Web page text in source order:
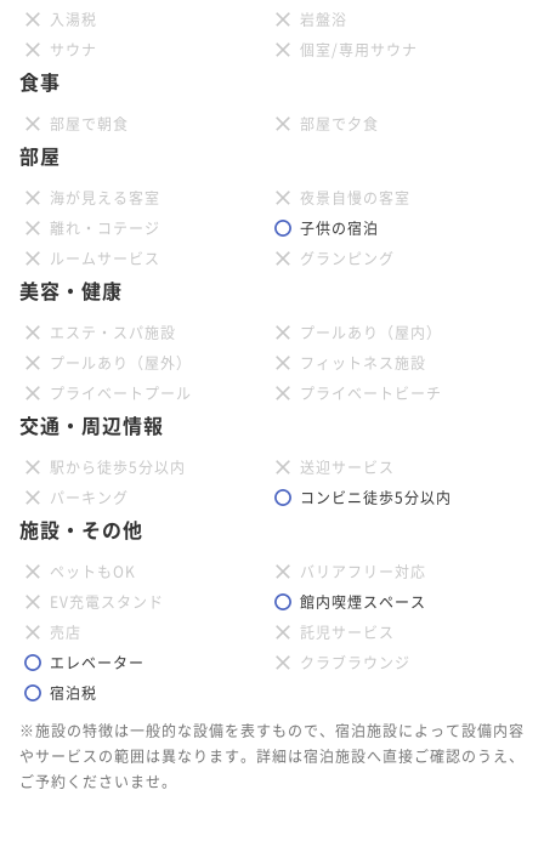
入湯税
岩盤浴
サウナ
個室/専用サウナ
食事
部屋で朝食 部屋で夕食
部屋
海が見える客室
夜景自慢の客室
離れ・コテージ
子供の宿泊
ルームサービス
グランピング
美容・健康
エステ・スパ施設
プールあり（屋内）
プールあり（屋外）
フィットネス施設
プライベートプール
プライベートビーチ
交通・周辺情報
駅から徒歩5分以内
送迎サービス
パーキング
コンビニ徒歩5分以内
施設・その他
ペットもOK
バリアフリー対応
EV充電スタンド
館内喫煙スペース
売店
託児サービス
エレベーター
クラブラウンジ
宿泊税
※施設の特徴は一般的な設備を表すもので、宿泊施設によって設備内容
やサービスの範囲は異なります。詳細は宿泊施設へ直接ご確認のうえ、
ご予約くださいませ。